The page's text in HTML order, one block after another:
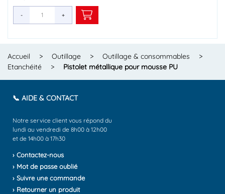
- +
- +
- +
- +
- +
- +
- +
- +
- +
- +
- +
- +
- +
- +
- +
Accueil > Outillage > Outillage & consommables
>
Etanchéité
> Pistolet métallique pour mousse PU
📞 AIDE & CONTACT
Notre service client vous répond du
lundi au vendredi de 8h00 à 12h00
et de 14h00 à 17h30
› Contactez-nous
› Mot de passe oublié
› Suivre une commande
› Retourner un produit